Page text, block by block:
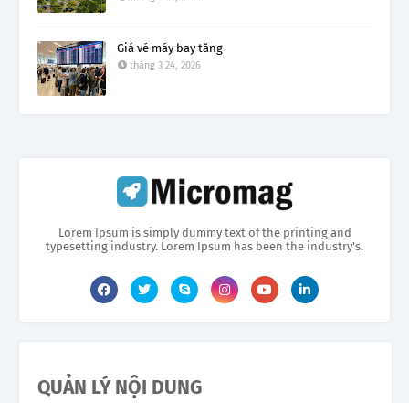
Giá vé máy bay tăng
tháng 3 24, 2026
Lorem Ipsum is simply dummy text of the printing and
typesetting industry. Lorem Ipsum has been the industry's.
QUẢN LÝ NỘI DUNG